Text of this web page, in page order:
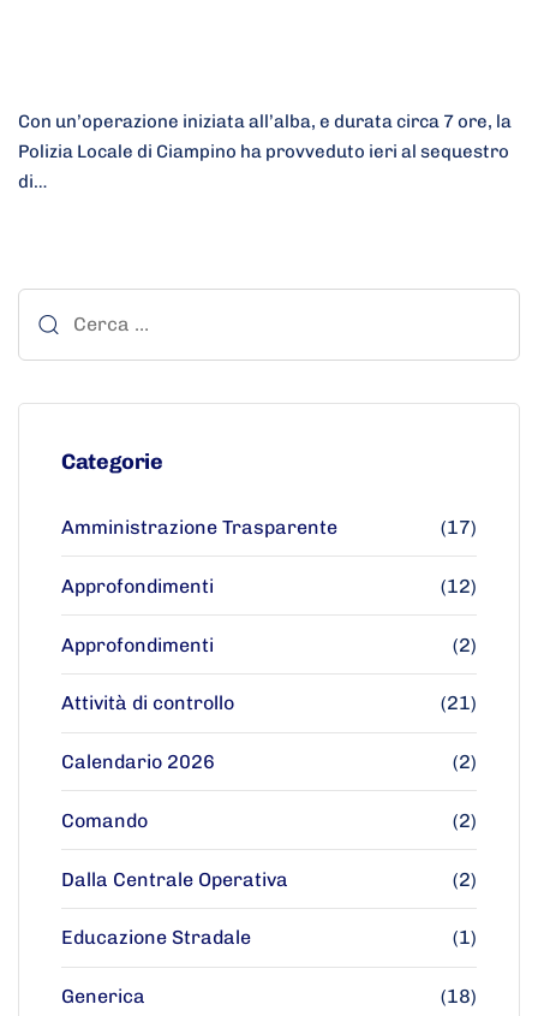
Con un’operazione iniziata all’alba, e durata circa 7 ore, la
Polizia Locale di Ciampino ha provveduto ieri al sequestro
di…
Categorie
Amministrazione Trasparente (17)
Approfondimenti (12)
Approfondimenti (2)
Attività di controllo (21)
Calendario 2026 (2)
Comando (2)
Dalla Centrale Operativa (2)
Educazione Stradale (1)
Generica (18)